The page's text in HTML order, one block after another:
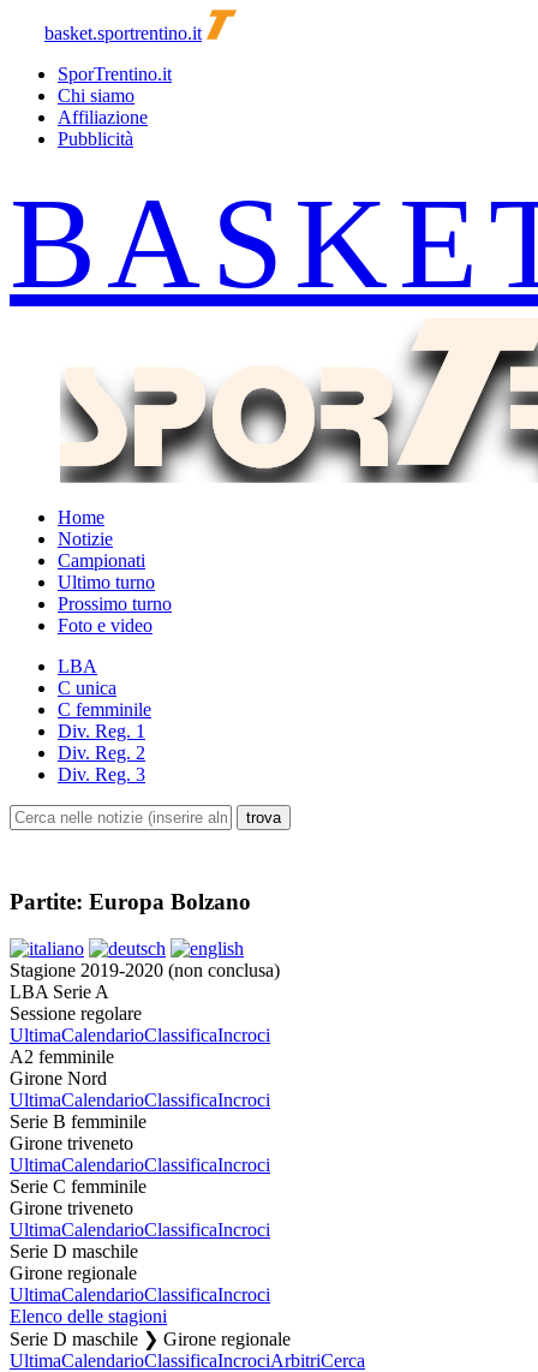
basket.sportrentino.it
SporTrentino.it
Chi siamo
Affiliazione
Pubblicità
Home
Notizie
Campionati
Ultimo turno
Prossimo turno
Foto e video
LBA
C unica
C femminile
Div. Reg. 1
Div. Reg. 2
Div. Reg. 3
Partite: Europa Bolzano
Stagione 2019-2020 (non conclusa)
LBA Serie A
Sessione regolare
UltimaCalendarioClassificaIncroci
A2 femminile
Girone Nord
UltimaCalendarioClassificaIncroci
Serie B femminile
Girone triveneto
UltimaCalendarioClassificaIncroci
Serie C femminile
Girone triveneto
UltimaCalendarioClassificaIncroci
Serie D maschile
Girone regionale
UltimaCalendarioClassificaIncroci
Elenco delle stagioni
Serie D maschile ❯ Girone regionale
UltimaCalendarioClassificaIncrociArbitriCerca